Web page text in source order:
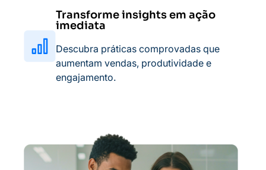
Transforme insights em ação
imediata
Descubra práticas comprovadas que
aumentam vendas, produtividade e
engajamento.